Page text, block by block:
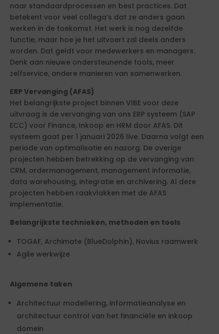
naar standaardprocessen en best practices. Dat
betekent voor veel collega’s dat ze anders gaan
werken in de toekomst. Het werk is nog dezelfde
functie, maar hoe je het uitvoert zal deels anders
worden. Dat geldt voor medewerkers en managers.
Denk aan nieuwe ondersteunende tools, meer
zelfservice, andere manieren van samenwerken.
ERP Vervanging (AFAS)
Het belangrijkste project binnen VIBE voor deze
uitvraag is de vervanging van ons ERP systeem (SAP
ECC) voor Finance, Inkoop en HRM door AFAS. Dit
systeem gaat per 1 januari 2026 live. Daarna volgt een
periode van optimalisatie en nazorg. De overige
projecten hebben betrekking op de vervanging van
CRM, ordermanagement, management informatie,
data warehousing, integratie en archivering. Al deze
projecten hebben raakvlakken met de AFAS
implementatie.
Belangrijkste technieken, methoden en tools
TOGAF, Archimate (BlueDolphin), Novius raamwerk
Agile werkwijze
Algemene taken
Architectuur modellering, informatieanalyse en
architectuur control van het financiële en inkoop
domein